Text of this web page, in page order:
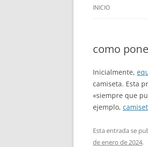
INICIO
como
Inicialmente,
camiseta. Esta
«siempre que
ejemplo,
Esta entrada se
de enero de 2024.